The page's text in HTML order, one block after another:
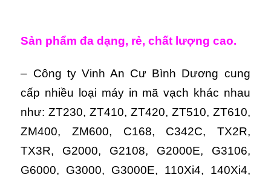
Sản phẩm đa dạng, rẻ, chất lượng cao.
– Công ty Vinh An Cư Bình Dương cung
cấp nhiều loại máy in mã vạch khác nhau
như: ZT230, ZT410, ZT420, ZT510, ZT610,
ZM400, ZM600, C168, C342C, TX2R,
TX3R, G2000, G2108, G2000E, G3106,
G6000, G3000, G3000E, 110Xi4, 140Xi4,